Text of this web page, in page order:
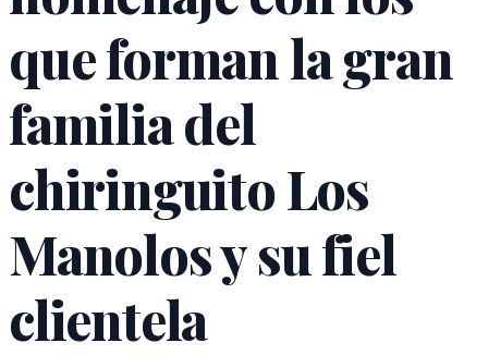
que forman la gran
familia del
chiringuito Los
Manolos y su fiel
clientela